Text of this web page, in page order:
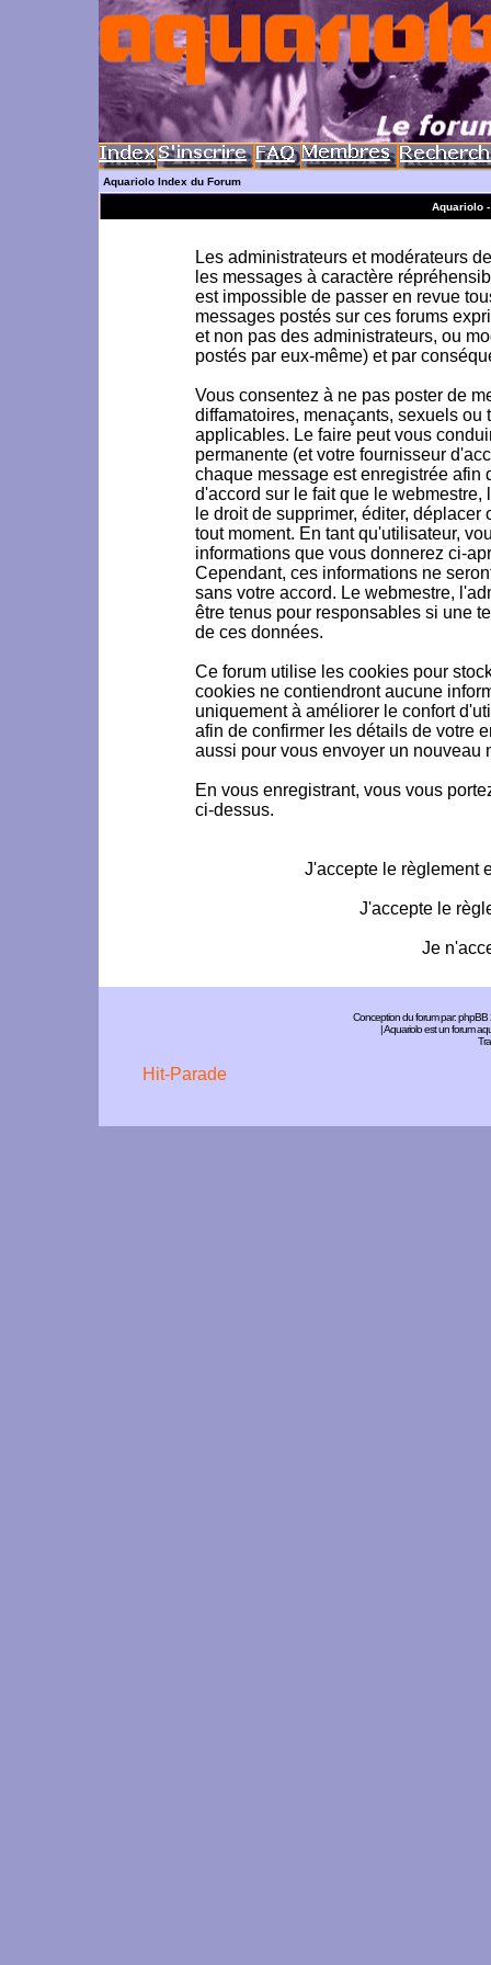
Aquariolo Index du Forum
Aquariolo
Les administrateurs et modérateurs
les messages à caractère
est impossible de passer en revue
messages postés sur ces forums
et non pas des administrateurs, ou
postés par eux-même) et par
Vous consentez à ne pas poster de
diffamatoires, menaçants, sexuels
applicables. Le faire peut vous
permanente (et votre fournisseur
chaque message est enregistrée afin
d'accord sur le fait que le
le droit de supprimer, éditer,
tout moment. En tant qu'utilisateur,
informations que vous donnerez ci-
Cependant, ces informations ne
sans votre accord. Le webmestre,
être tenus pour responsables si une
de ces données.
Ce forum utilise les cookies pour
cookies ne contiendront aucune
uniquement à améliorer le confort
afin de confirmer les détails de votre
aussi pour vous envoyer un nouveau
En vous enregistrant, vous vous
ci-dessus.
J'accepte le règlement
J'accepte le
Je
Conception du forum par:phpBB
| Aquariolo est un forum